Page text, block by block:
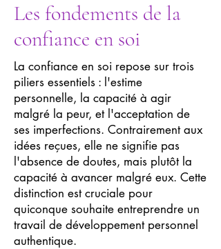
Les fondements de la
confiance en soi
La confiance en soi repose sur trois
piliers essentiels : l'estime
personnelle, la capacité à agir
malgré la peur, et l'acceptation de
ses imperfections. Contrairement aux
idées reçues, elle ne signifie pas
l'absence de doutes, mais plutôt la
capacité à avancer malgré eux. Cette
distinction est cruciale pour
quiconque souhaite entreprendre un
travail de développement personnel
authentique.